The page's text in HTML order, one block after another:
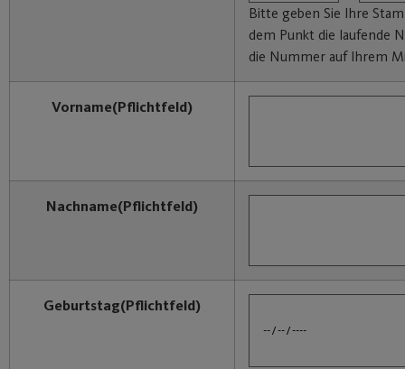
Bitte geben Sie Ihre
dem Punkt die laufende
die Nummer auf Ihrem
Vorname(Pflichtfeld)
Nachname(Pflichtfeld)
Geburtstag(Pflichtfeld)